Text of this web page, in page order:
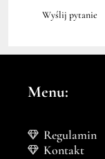
Wyślij pytanie
Menu:
Regulamin
Kontakt